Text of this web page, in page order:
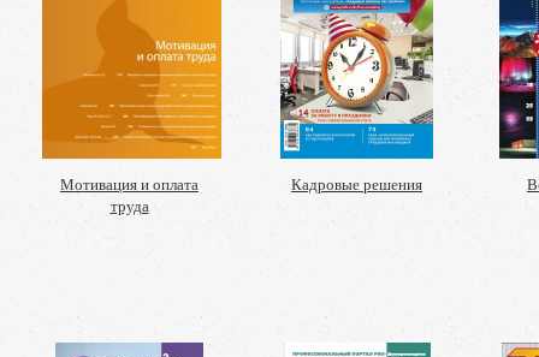
Мотивация и оплата
труда
Кадровые решения